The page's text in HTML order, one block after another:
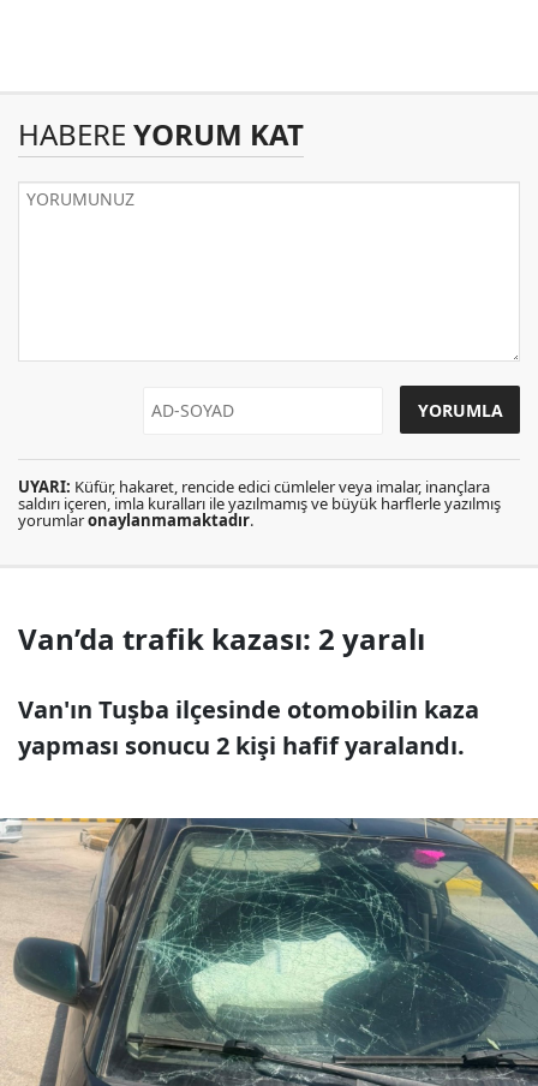
HABERE YORUM KAT
UYARI: Küfür, hakaret, rencide edici cümleler veya imalar, inançlara
saldırı içeren, imla kuralları ile yazılmamış ve büyük harflerle yazılmış
yorumlaronaylanmamaktadır.
Van’da trafik kazası: 2 yaralı
Van'ın Tuşba ilçesinde otomobilin kaza
yapması sonucu 2 kişi hafif yaralandı.